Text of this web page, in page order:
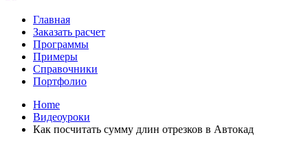
Главная
Заказать расчет
Программы
Примеры
Справочники
Портфолио
Home
Видеоуроки
Как посчитать сумму длин отрезков в Автокад